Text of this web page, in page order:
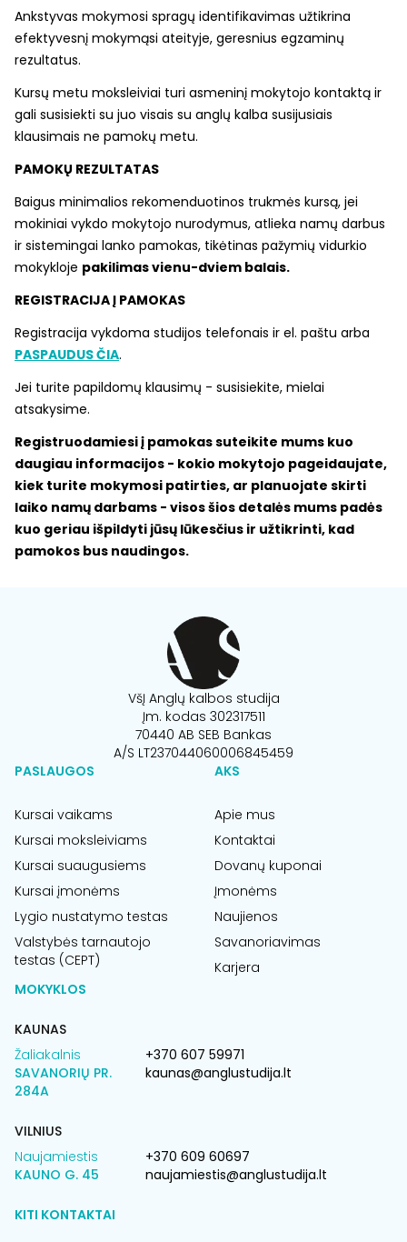
Ankstyvas mokymosi spragų identifikavimas užtikrina
efektyvesnį mokymąsi ateityje, geresnius egzaminų
rezultatus.
Kursų metu moksleiviai turi asmeninį mokytojo kontaktą ir
gali susisiekti su juo visais su anglų kalba susijusiais
klausimais ne pamokų metu.
PAMOKŲ REZULTATAS
Baigus minimalios rekomenduotinos trukmės kursą, jei
mokiniai vykdo mokytojo nurodymus, atlieka namų darbus
ir sistemingai lanko pamokas, tikėtinas pažymių vidurkio
mokykloje pakilimas vienu-dviem balais.
REGISTRACIJA Į PAMOKAS
Registracija vykdoma studijos telefonais ir el. paštu arba
PASPAUDUS ČIA.
Jei turite papildomų klausimų - susisiekite, mielai
atsakysime.
Registruodamiesi į pamokas suteikite mums kuo
daugiau informacijos - kokio mokytojo pageidaujate,
kiek turite mokymosi patirties, ar planuojate skirti
laiko namų darbams - visos šios detalės mums padės
kuo geriau išpildyti jūsų lūkesčius ir užtikrinti, kad
pamokos bus naudingos.
VšĮ Anglų kalbos studija
Įm. kodas 302317511
70440 AB SEB Bankas
A/S LT237044060006845459
PASLAUGOS
Kursai vaikams
Kursai moksleiviams
Kursai suaugusiems
Kursai įmonėms
Lygio nustatymo testas
Valstybės tarnautojo
testas (CEPT)
AKS
Apie mus
Kontaktai
Dovanų kuponai
Įmonėms
Naujienos
Savanoriavimas
Karjera
MOKYKLOS
KAUNAS
Žaliakalnis
SAVANORIŲ PR.
284A
+370 607 59971
kaunas@anglustudija.lt
VILNIUS
Naujamiestis
KAUNO G. 45
+370 609 60697
naujamiestis@anglustudija.lt
KITI KONTAKTAI